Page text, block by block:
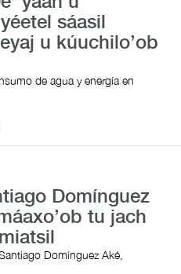
sáasil
u kúuchilo’ob
de agua y energía en
Domínguez
tu jach
Domínguez Aké,